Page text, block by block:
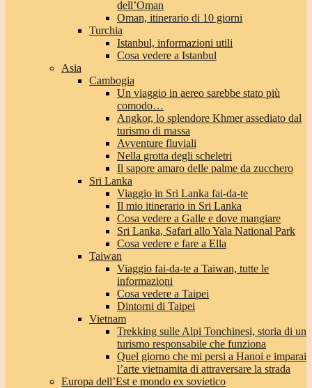
dell’Oman
Oman, itinerario di 10 giorni
Turchia
Istanbul, informazioni utili
Cosa vedere a Istanbul
Asia
Cambogia
Un viaggio in aereo sarebbe stato più
comodo…
Angkor, lo splendore Khmer assediato dal
turismo di massa
Avventure fluviali
Nella grotta degli scheletri
Il sapore amaro delle palme da zucchero
Sri Lanka
Viaggio in Sri Lanka fai-da-te
Il mio itinerario in Sri Lanka
Cosa vedere a Galle e dove mangiare
Sri Lanka, Safari allo Yala National Park
Cosa vedere e fare a Ella
Taiwan
Viaggio fai-da-te a Taiwan, tutte le
informazioni
Cosa vedere a Taipei
Dintorni di Taipei
Vietnam
Trekking sulle Alpi Tonchinesi, storia di un
turismo responsabile che funziona
Quel giorno che mi persi a Hanoi e imparai
l’arte vietnamita di attraversare la strada
Europa dell’Est e mondo ex sovietico